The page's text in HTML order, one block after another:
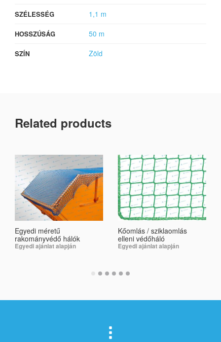
SZÉLESSÉG 1,1 m
HOSSZÚSÁG 50 m
SZÍN Zöld
Related products
Egyedi méretű
rakományvédő hálók
Egyedi ajánlat alapján
Kőomlás / sziklaomlás
elleni védőháló
Egyedi ajánlat alapján